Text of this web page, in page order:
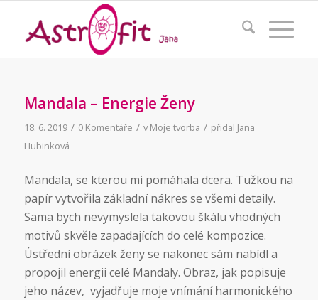
Mandala – Energie Ženy
18. 6. 2019 / 0 Komentáře / vMoje tvorba / přidal Jana
Hubinková
Mandala, se kterou mi pomáhala dcera. Tužkou na
papír vytvořila základní nákres se všemi detaily.
Sama bych nevymyslela takovou škálu vhodných
motivů skvěle zapadajících do celé kompozice.
Ústřední obrázek ženy se nakonec sám nabídl a
propojil energii celé Mandaly. Obraz, jak popisuje
jeho název, vyjadřuje moje vnímání harmonického